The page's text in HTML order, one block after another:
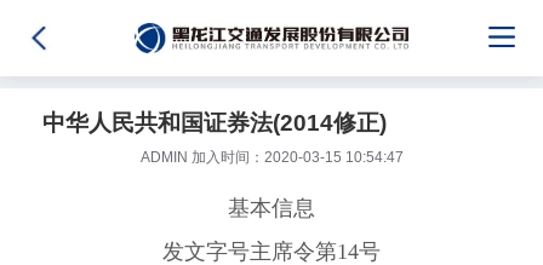
中华人民共和国证券法(2014修正)
ADMIN 加入时间：2020-03-15 10:54:47
基本信息
发文字号主席令第14号